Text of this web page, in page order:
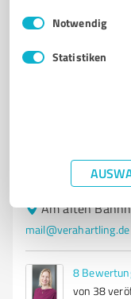
Impressum
Einwilligungsauswahl
Notwendig
Statistiken
5 Training
Vera Hartling
INNENEINRICHTUNG
Am alten
mail@verahartling.de
8
von 38